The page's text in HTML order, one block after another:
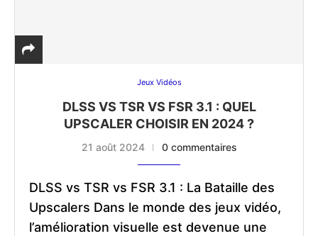
Jeux Vidéos
DLSS VS TSR VS FSR 3.1 : QUEL
UPSCALER CHOISIR EN 2024 ?
21 août 2024 0 commentaires
DLSS vs TSR vs FSR 3.1 : La Bataille des
Upscalers Dans le monde des jeux vidéo,
l’amélioration visuelle est devenue une